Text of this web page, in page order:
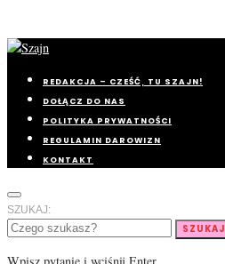
REDAKCJA – CZEŚĆ, TU SZAJN!
DOŁĄCZ DO NAS
POLITYKA PRYWATNOŚCI
REGULAMIN DAROWIZN
KONTAKT
SZUKAJ:
SZUKAJ